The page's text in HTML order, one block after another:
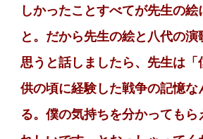
しかったことすべてが先生の絵
と。だから先生の絵と八代の演
思うと話しましたら、先生は「
供の頃に経験した戦争の記憶な
る。僕の気持ちを分かってもら